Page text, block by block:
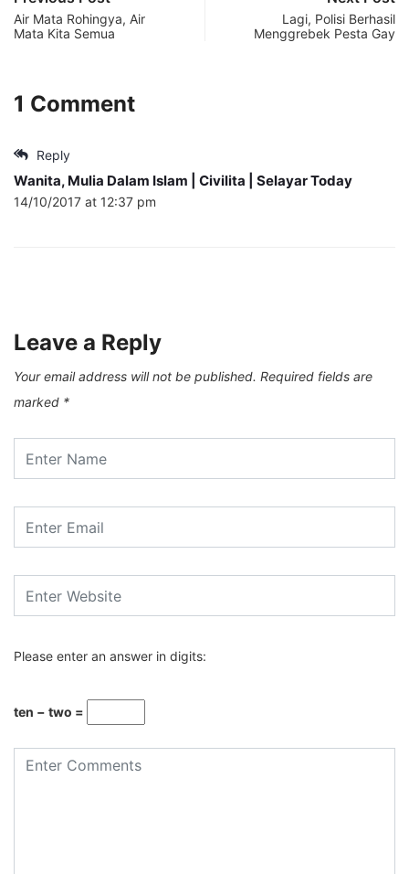
Air Mata Rohingya, Air
Mata Kita Semua
Lagi, Polisi Berhasil
Menggrebek Pesta Gay
1 Comment
Reply
Wanita, Mulia Dalam Islam | Civilita | Selayar Today
14/10/2017 at 12:37 pm
Leave a Reply
Your email address will not be published. Required fields are
marked *
Please enter an answer in digits:
ten − two =